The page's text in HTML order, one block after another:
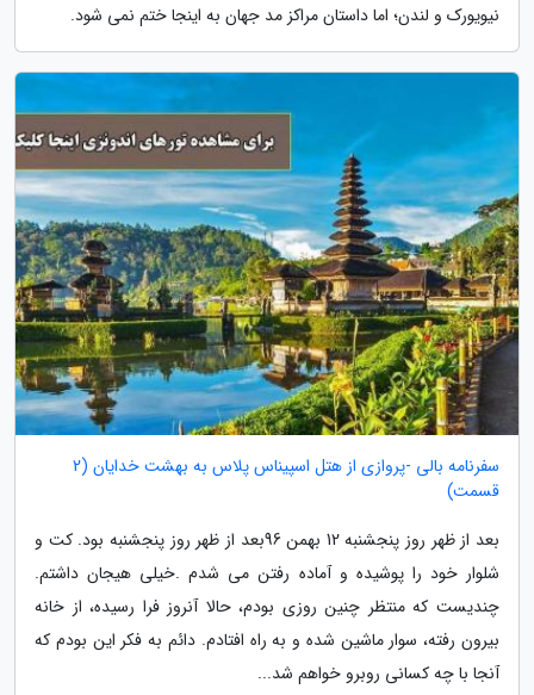
نیویورک و لندن؛ اما داستان مراکز مد جهان به اینجا ختم نمی شود.
سفرنامه بالی -پروازی از هتل اسپیناس پلاس به بهشت خدایان (2
قسمت)
بعد از ظهر روز پنجشنبه 12 بهمن 96بعد از ظهر روز پنجشنبه بود. کت و
شلوار خود را پوشیده و آماده رفتن می شدم .خیلی هیجان داشتم.
چندیست که منتظر چنین روزی بودم، حالا آنروز فرا رسیده، از خانه
بیرون رفته، سوار ماشین شده و به راه افتادم. دائم به فکر این بودم که
آنجا با چه کسانی روبرو خواهم شد...